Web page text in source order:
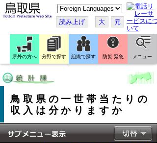
こ
の
ペ
ー
ジ
翻
訳
す
読み上げ 大 元
県外の方へ 分野で探す 組織で探す 防災 緊急 メニュー
鳥取県の一世帯当たりの
収入は分かりますか